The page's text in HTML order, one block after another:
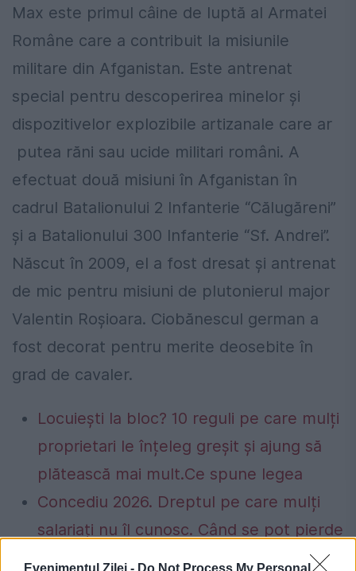
Evenimentul Zilei - Do Not Process My Personal
Max este primul câine de luptă al Armatei
Române care a contribuit la misiunile
militare din Afganistan. Este antrenat
special pentru descoperirea minelor şi
dispozitivelor explozibile artizanale care ar
putea răni sau ucide militari români. A
efectuat două misiuni în Afganistan în
cadrul Batalionului 2 Infanterie “Călugăreni”
şi a Batalionului 300 Infanterie “Sf. Andrei”.
Născut în 2009, el a fost dresat şi antrenat
de mic pentru misiuni de plutonierul major
Valentin Roşioara. Ciobănescul german a
fost decorat pentru merite deosebite în
grad de cavaler.
Locuiești la bloc? 10 reguli pe care mulți
proprietari le înțeleg greșit și ajung să
plătească mai mult.Ce spune legea
Concediu 2026. Dreptul pe care mulți
salariați nu îl cunosc. Când se pot pierde